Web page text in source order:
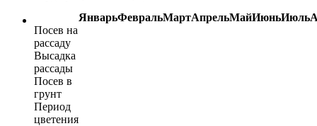
ЯнварьФевральМартАпрельМайИюньИюль
Посев на
рассаду
Высадка
рассады
Посев в
грунт
Период
цветения